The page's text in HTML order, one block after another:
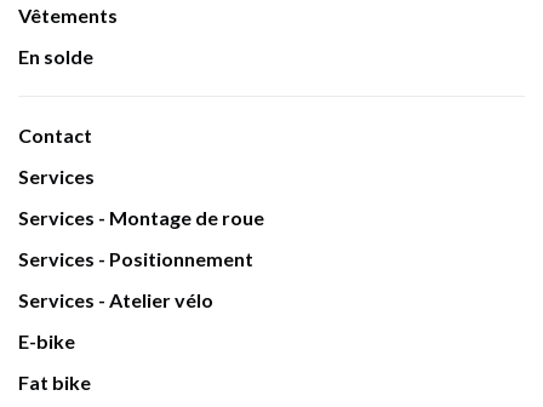
Vêtements
En solde
Contact
Services
Services - Montage de roue
Services - Positionnement
Services - Atelier vélo
E-bike
Fat bike